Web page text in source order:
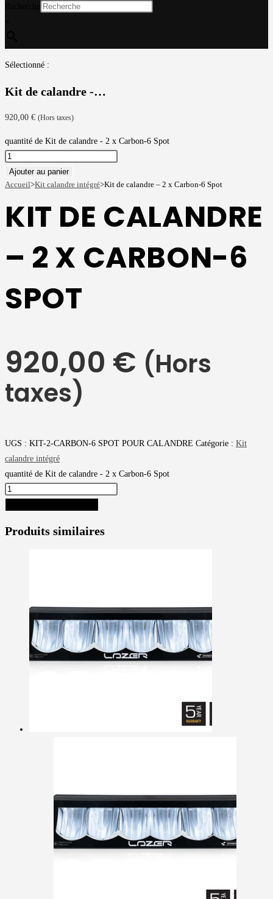
Sélectionné :
Kit de calandre -…
920,00 € (Hors taxes)
quantité de Kit de calandre - 2 x Carbon-6 Spot
Ajouter au panier
Accueil>Kit calandre intégré>Kit de calandre – 2 x Carbon-6 Spot
KIT DE CALANDRE
– 2 X CARBON-6
SPOT
920,00 € (Hors
taxes)
UGS : KIT-2-CARBON-6 SPOT POUR CALANDRE Catégorie : Kit
calandre intégré
quantité de Kit de calandre - 2 x Carbon-6 Spot
Produits similaires